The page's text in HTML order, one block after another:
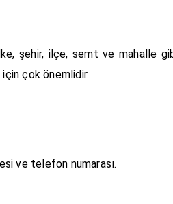
şehir, ilçe, semt ve mahalle
çok önemlidir.
ve telefon numarası.